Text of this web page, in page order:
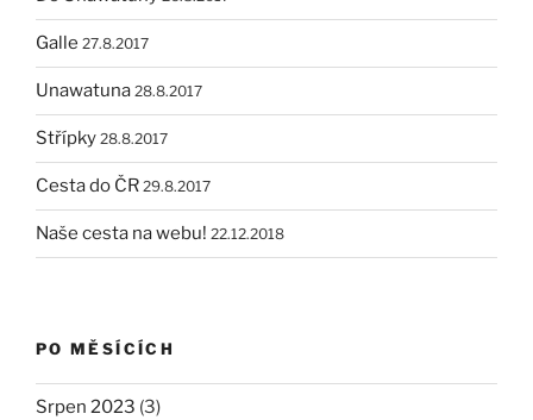
Galle 27.8.2017
Unawatuna 28.8.2017
Střípky 28.8.2017
Cesta do ČR 29.8.2017
Naše cesta na webu! 22.12.2018
PO MĚSÍCÍCH
Srpen 2023 (3)